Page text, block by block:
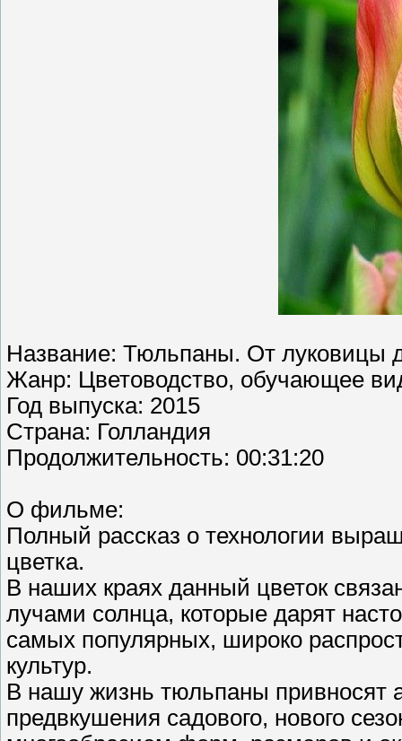
Название: Тюльпаны. От луковицы
Жанр: Цветоводство, обучающее
Год выпуска: 2015
Страна: Голландия
Продолжительность: 00:31:20
О фильме:
Полный рассказ о технологии
цветка.
В наших краях данный цветок
лучами солнца, которые дарят
самых популярных, широко
культур.
В нашу жизнь тюльпаны привносят
предвкушения садового, нового